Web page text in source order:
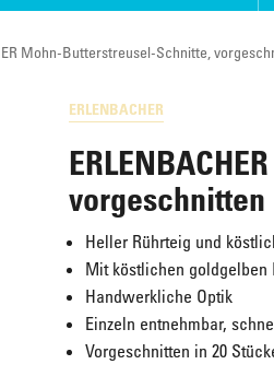
& Baguettes
Mohn-Butterstreusel-Schnitte,
ERLENBACHER
vorgeschnitten
Heller Rührteig und
Mit köstlichen goldgelben
Handwerkliche Optik
Einzeln entnehmbar,
Vorgeschnitten in 20